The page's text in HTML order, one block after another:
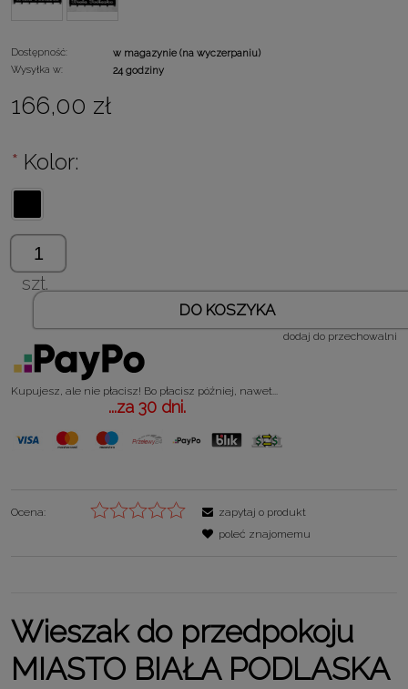
Dostępność:
w magazynie (na wyczerpaniu)
Wysyłka w:
24 godziny
166,00 zł
* Kolor:
szt.
DO KOSZYKA
dodaj do przechowalni
Kupujesz, ale nie płacisz! Bo płacisz później, nawet...
...za 30 dni.
Ocena:
zapytaj o produkt
poleć znajomemu
Wieszak do przedpokoju
MIASTO BIAŁA PODLASKA